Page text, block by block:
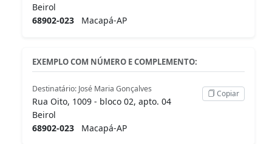
Beirol
68902-023 Macapá-AP
EXEMPLO COM NÚMERO E COMPLEMENTO:
Destinatário: José Maria Gonçalves
Rua Oito, 1009 - bloco 02, apto. 04
Beirol
68902-023 Macapá-AP
Copiar